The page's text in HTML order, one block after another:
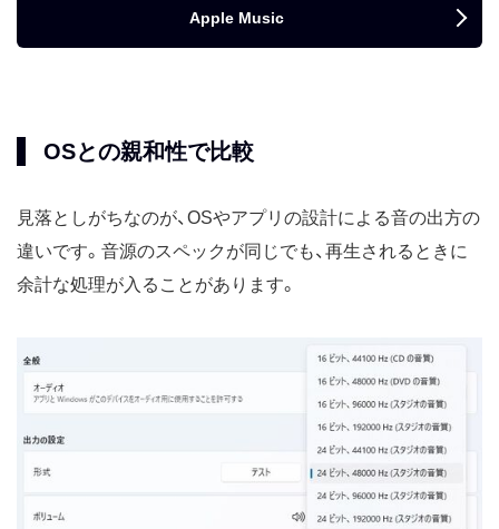
Apple Music
OSとの親和性で比較
見落としがちなのが、OSやアプリの設計による音の出方の
違いです。音源のスペックが同じでも、再生されるときに
余計な処理が入ることがあります。